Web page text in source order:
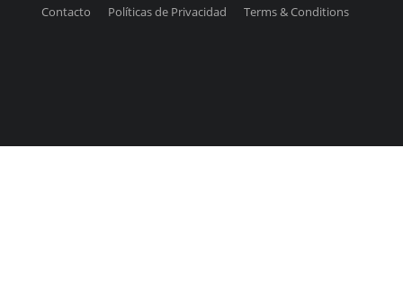
Contacto Políticas de Privacidad Terms & Conditions